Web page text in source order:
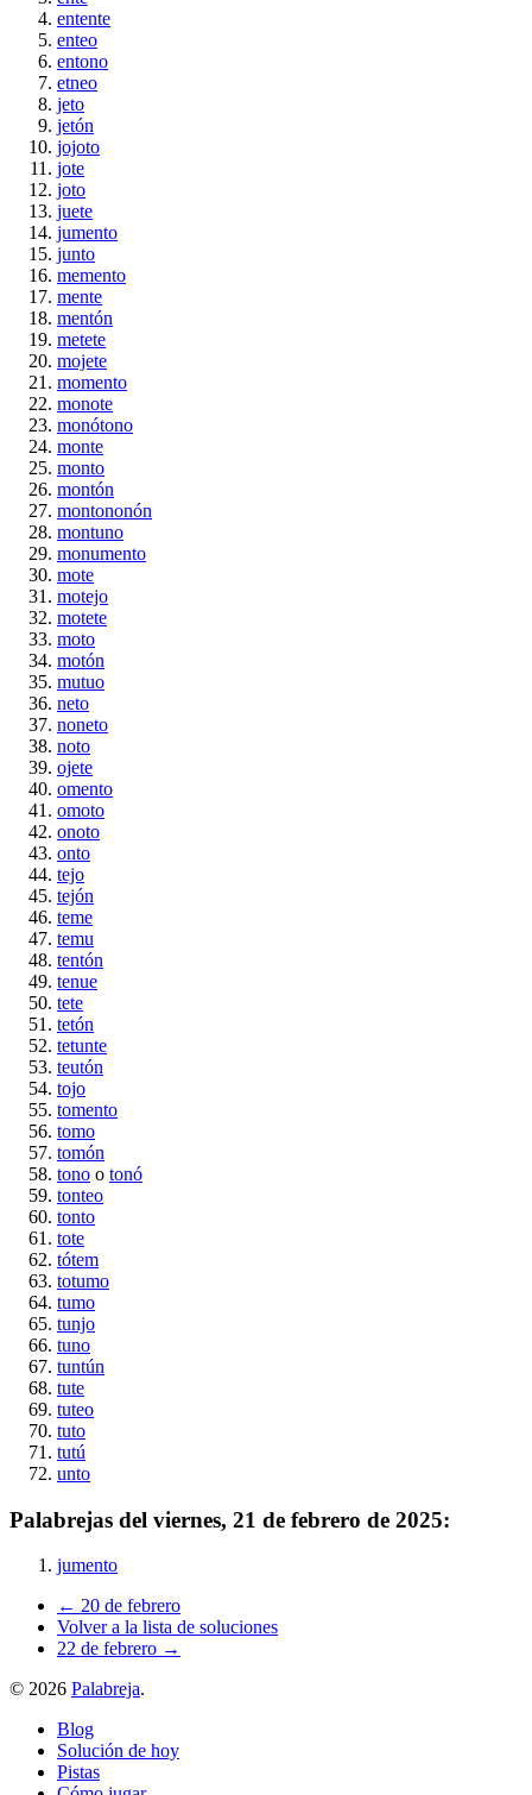
entente
enteo
entono
etneo
jeto
jetón
jojoto
jote
joto
juete
jumento
junto
memento
mente
mentón
metete
mojete
momento
monote
monótono
monte
monto
montón
montononón
montuno
monumento
mote
motejo
motete
moto
motón
mutuo
neto
noneto
noto
ojete
omento
omoto
onoto
onto
tejo
tejón
teme
temu
tentón
tenue
tete
tetón
tetunte
teutón
tojo
tomento
tomo
tomón
tono o tonó
tonteo
tonto
tote
tótem
totumo
tumo
tunjo
tuno
tuntún
tute
tuteo
tuto
tutú
unto
Palabrejas del viernes, 21 de febrero de 2025:
jumento
← 20 de febrero
Volver a la lista de soluciones
22 de febrero →
© 2026 Palabreja.
Blog
Solución de hoy
Pistas